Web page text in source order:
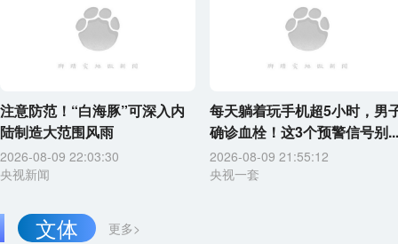
注意防范！“白海豚”可深入内
陆制造大范围风雨
2026-08-09 22:03:30
央视新闻
每天躺着玩手机超5小时，男
确诊血栓！这3个预警信号别...
2026-08-09 21:55:12
央视一套
更多>
文体